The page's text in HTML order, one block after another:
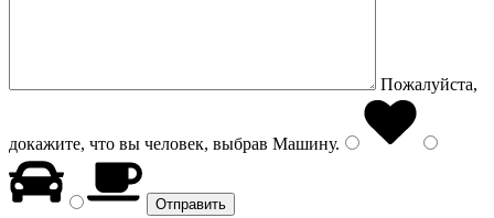
Пожалуйста,
докажите, что вы человек, выбрав Машину.